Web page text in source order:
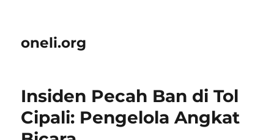
oneli.org
Insiden Pecah Ban di Tol
Cipali: Pengelola Angkat